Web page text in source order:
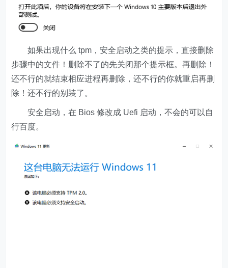
如果出现什么 tpm，安全启动之类的提示，直接删除
步骤中的文件！删除不了的先关闭那个提示框。再删除！
还不行的就结束相应进程再删除，还不行的你就重启再删
除！还不行的别装了。
安全启动，在 Bios 修改成 Uefi 启动，不会的可以自
行百度。